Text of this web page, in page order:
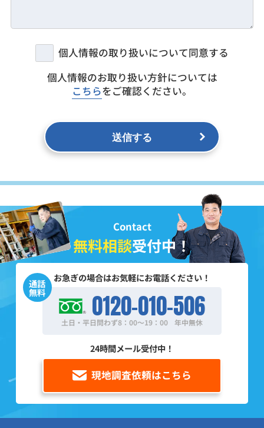
個人情報の取り扱いについて同意する
個人情報のお取り扱い方針については
こちらをご確認ください。
Contact
無料相談受付中！
お急ぎの場合はお気軽にお電話ください！
通話
無料 0120-010-506
土日・平日問わず8：00～19：00 年中無休
24時間メール受付中！
現地調査依頼はこちら